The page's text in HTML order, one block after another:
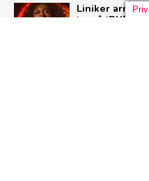
Liniker
turnê ‘BYE